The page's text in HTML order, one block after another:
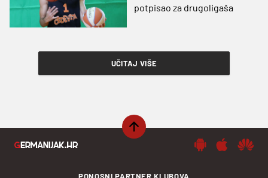
potpisao za drugoligaša
UČITAJ VIŠE